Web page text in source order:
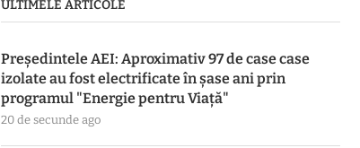
ULTIMELE ARTICOLE
Preşedintele AEI: Aproximativ 97 de case case
izolate au fost electrificate în şase ani prin
programul "Energie pentru Viaţă"
20 de secunde ago